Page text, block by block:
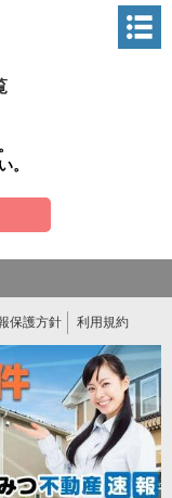
。
保護方針 利用規約